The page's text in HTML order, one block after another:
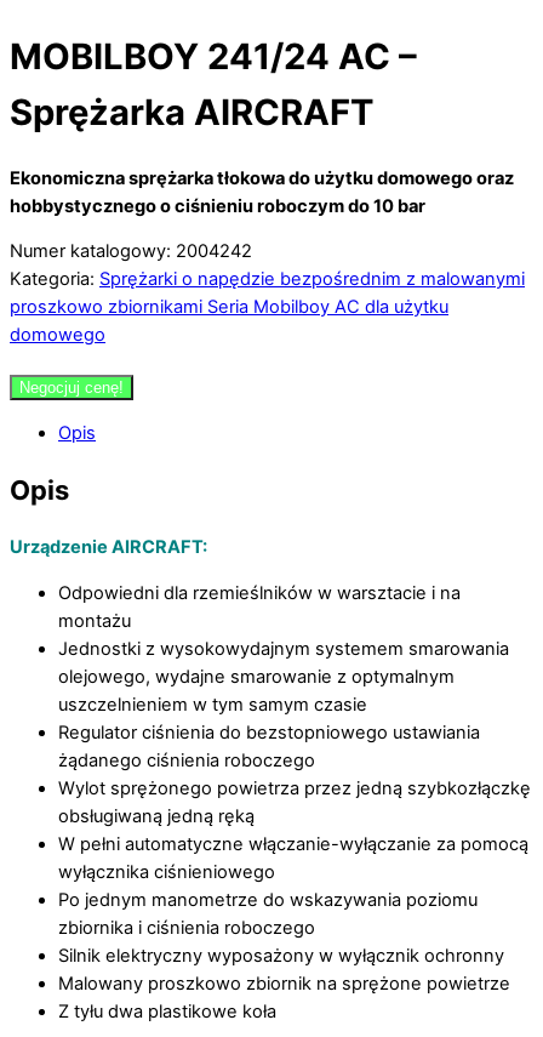
MOBILBOY 241/24 AC –
Sprężarka AIRCRAFT
Ekonomiczna sprężarka tłokowa do użytku domowego oraz
hobbystycznego o ciśnieniu roboczym do 10 bar
Numer katalogowy: 2004242
Kategoria: Sprężarki o napędzie bezpośrednim z malowanymi
proszkowo zbiornikami Seria Mobilboy AC dla użytku
domowego
Negocjuj cenę!
Opis
Opis
Urządzenie AIRCRAFT:
Odpowiedni dla rzemieślników w warsztacie i na
montażu
Jednostki z wysokowydajnym systemem smarowania
olejowego, wydajne smarowanie z optymalnym
uszczelnieniem w tym samym czasie
Regulator ciśnienia do bezstopniowego ustawiania
żądanego ciśnienia roboczego
Wylot sprężonego powietrza przez jedną szybkozłączkę
obsługiwaną jedną ręką
W pełni automatyczne włączanie-wyłączanie za pomocą
wyłącznika ciśnieniowego
Po jednym manometrze do wskazywania poziomu
zbiornika i ciśnienia roboczego
Silnik elektryczny wyposażony w wyłącznik ochronny
Malowany proszkowo zbiornik na sprężone powietrze
Z tyłu dwa plastikowe koła